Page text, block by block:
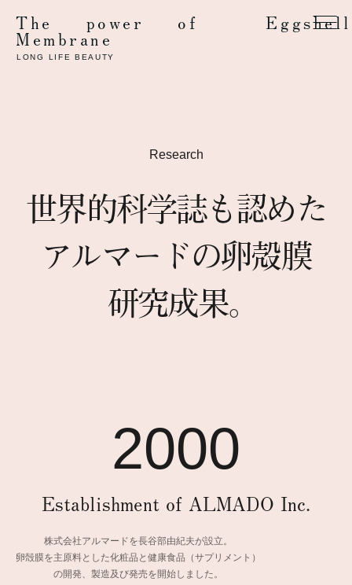
About this website
The power of Eggshell
Membrane
LONG LIFE BEAUTY
Research
世界的科学誌も認めた
アルマードの卵殻膜
研究成果。
2000
Establishment of ALMADO Inc.
株式会社アルマードを長谷部由紀夫が設立。
卵殻膜を主原料とした化粧品と健康食品（サプリメント）
の開発、製造及び発売を開始しました。
Language